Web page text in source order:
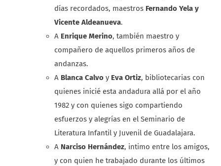
días recordados, maestros Fernando Yela y
Vicente Aldeanueva.
A Enrique Merino, también maestro y
compañero de aquellos primeros años de
andanzas.
A Blanca Calvoy Eva Ortiz, bibliotecarias con
quienes inicié esta andadura allá por el año
1982 y con quienes sigo compartiendo
esfuerzos y alegrías en el Seminario de
Literatura Infantil y Juvenil de Guadalajara.
A Narciso Hernández, intimo entre los amigos,
y con quien he trabajado durante los últimos